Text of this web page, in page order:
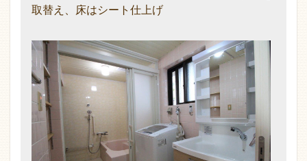
取替え、床はシート仕上げ